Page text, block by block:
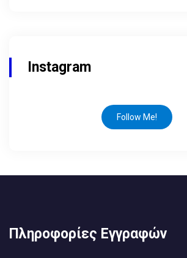
Instagram
Follow Me!
Πληροφορίες Εγγραφών